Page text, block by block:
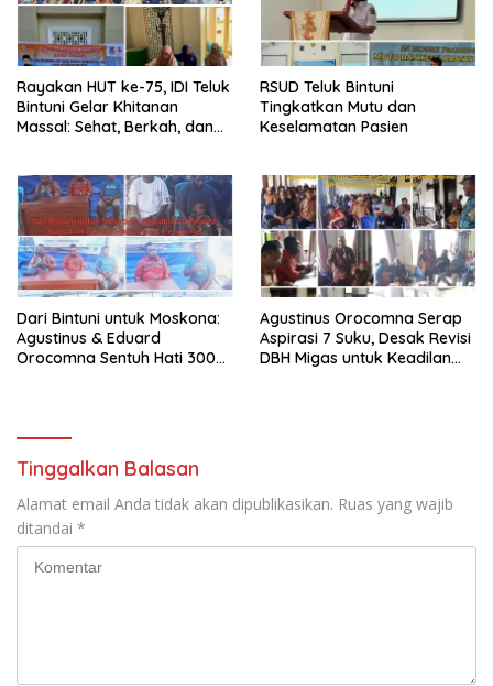
Rayakan HUT ke-75, IDI Teluk
Bintuni Gelar Khitanan
Massal: Sehat, Berkah, dan
RSUD Teluk Bintuni
Tingkatkan Mutu dan
Keselamatan Pasien
Dari Bintuni untuk Moskona:
Agustinus & Eduard
Orocomna Sentuh Hati 300
Agustinus Orocomna Serap
Aspirasi 7 Suku, Desak Revisi
DBH Migas untuk Keadilan
Tinggalkan Balasan
Alamat email Anda tidak akan dipublikasikan. Ruas yang wajib
ditandai *